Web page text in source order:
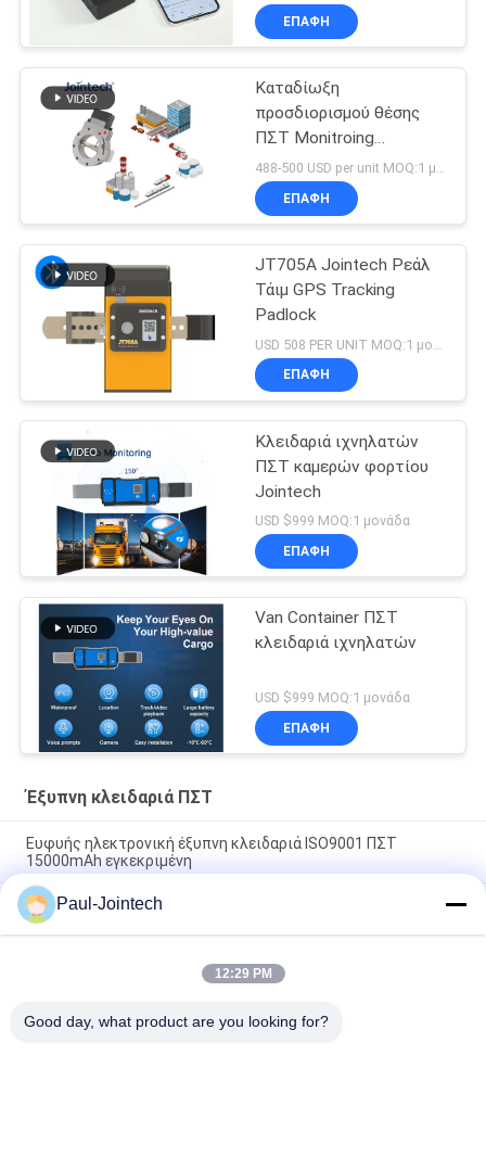
Απομακρυσμένη
ξεκλείδωση
ΕΠΑΦΉ
Καταδίωξη
προσδιορισμού θέσης
ΠΣΤ Monitroing
μεταφορών κλειδαριών
βαλβίδων φορτηγών
δεξαμενών πετρελαίου
ΕΠΑΦΉ
JT705A Jointech Ρεάλ
Τάιμ GPS Tracking
Padlock
ΕΠΑΦΉ
Κλειδαριά ιχνηλατών
ΠΣΤ καμερών φορτίου
Jointech
USD $999 MOQ:1 μονάδα
ΕΠΑΦΉ
Van Container ΠΣΤ
κλειδαριά ιχνηλατών
USD $999 MOQ:1 μονάδα
ΕΠΑΦΉ
Έξυπνη κλειδαριά ΠΣΤ
Ευφυής ηλεκτρονική έξυπνη κλειδαριά ISO9001 ΠΣΤ
15000mAh εγκεκριμένη
Ακολουθώντας λουκέτο ΠΣΤ φορτίου ασφάλειας ελέγχου
εμπορευματοκιβωτίων κλειδαριών σφραγίδων ΠΣΤ Jointech
JT705A
Έξυπνη ηλεκτρονική κλειδαριά ROHS εμπορευματοκιβωτίων
Paul-Jointech
12:29 PM
Good day, what product are you looking for?